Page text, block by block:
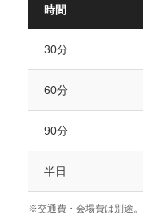
時間
30分
60分
90分
半日
※交通費・会場費は別途。